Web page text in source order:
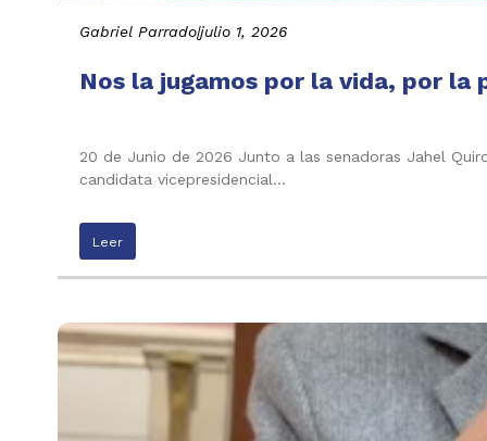
Gabriel Parrado|julio 1, 2026
Nos la jugamos por la vida, por
20 de Junio de 2026 Junto a las senadoras Jahel
candidata vicepresidencial…
Leer